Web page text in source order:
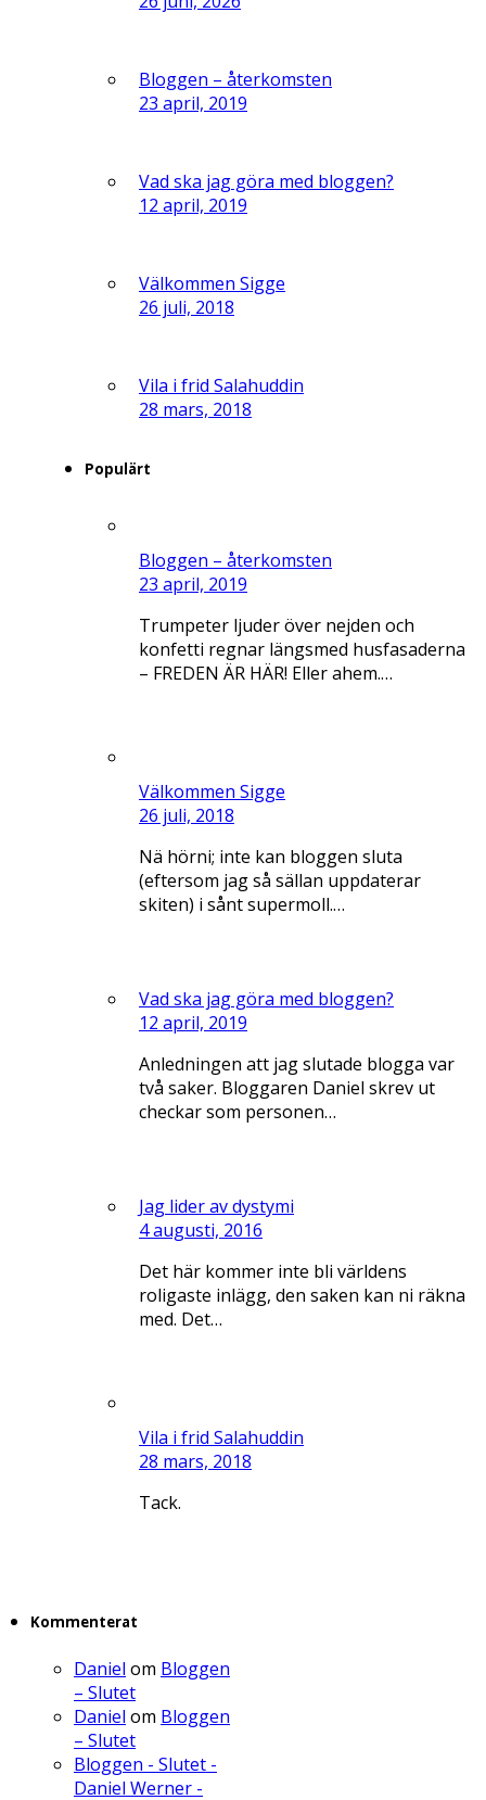
Bloggen – återkomsten
23 april, 2019
Vad ska jag göra med bloggen?
12 april, 2019
Välkommen Sigge
26 juli, 2018
Vila i frid Salahuddin
28 mars, 2018
Populärt
Bloggen – återkomsten
23 april, 2019
Trumpeter ljuder över nejden och
konfetti regnar längsmed husfasaderna
– FREDEN ÄR HÄR! Eller ahem.…
Välkommen Sigge
26 juli, 2018
Nä hörni; inte kan bloggen sluta
(eftersom jag så sällan uppdaterar
skiten) i sånt supermoll.…
Vad ska jag göra med bloggen?
12 april, 2019
Anledningen att jag slutade blogga var
två saker. Bloggaren Daniel skrev ut
checkar som personen…
Jag lider av dystymi
4 augusti, 2016
Det här kommer inte bli världens
roligaste inlägg, den saken kan ni räkna
med. Det…
Vila i frid Salahuddin
28 mars, 2018
Tack.
Kommenterat
Daniel om Bloggen
– Slutet
Daniel om Bloggen
– Slutet
Bloggen - Slutet -
Daniel Werner -